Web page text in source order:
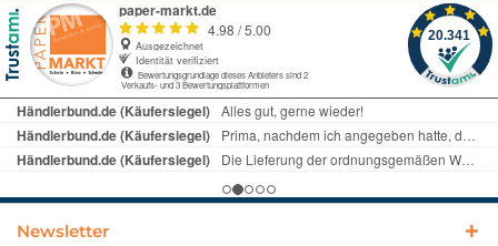
Newsletter